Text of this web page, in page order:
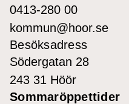
0413-280 00
kommun@hoor.se
Besöksadress
Södergatan 28
243 31 Höör
Sommaröppettider